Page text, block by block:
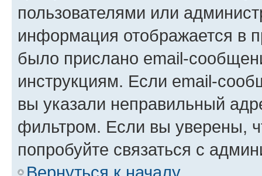
пользователями или
информация отображается в
было прислано email-
инструкциям. Если email-
вы указали неправильный
фильтром. Если вы уверены,
попробуйте связаться с
Вернуться к началу